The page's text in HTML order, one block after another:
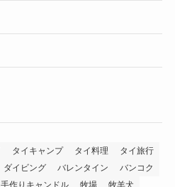
タイキャンプ タイ料理
タイ旅行
ダイビング バレンタイン
バンコク
手作りキャンドル 牧場 牧羊犬